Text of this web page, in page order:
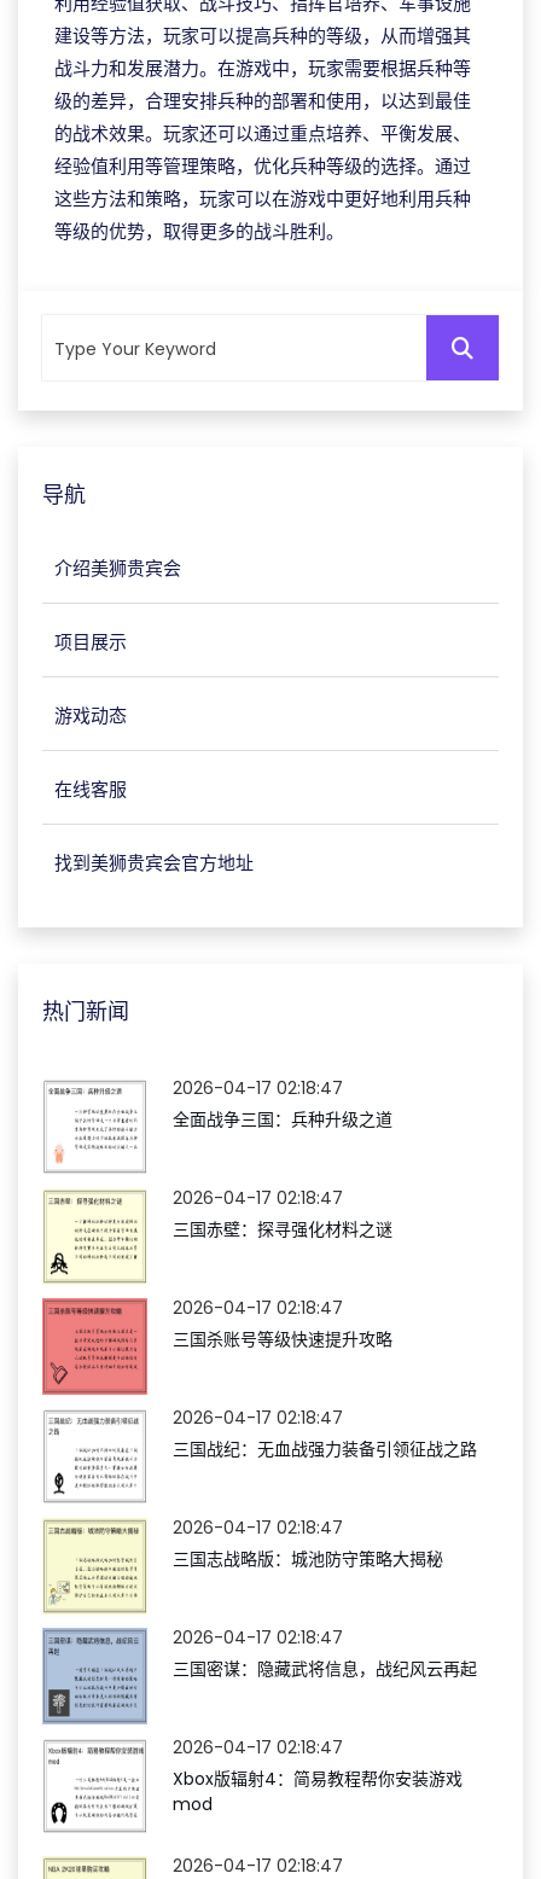
建设等方法，玩家可以提高兵种的等级，从而增强其
战斗力和发展潜力。在游戏中，玩家需要根据兵种等
级的差异，合理安排兵种的部署和使用，以达到最佳
的战术效果。玩家还可以通过重点培养、平衡发展、
经验值利用等管理策略，优化兵种等级的选择。通过
这些方法和策略，玩家可以在游戏中更好地利用兵种
等级的优势，取得更多的战斗胜利。
导航
介绍美狮贵宾会
项目展示
游戏动态
在线客服
找到美狮贵宾会官方地址
热门新闻
2026-04-17 02:18:47
全面战争三国：兵种升级之道
2026-04-17 02:18:47
三国赤壁：探寻强化材料之谜
2026-04-17 02:18:47
三国杀账号等级快速提升攻略
2026-04-17 02:18:47
三国战纪：无血战强力装备引领征战之路
2026-04-17 02:18:47
三国志战略版：城池防守策略大揭秘
2026-04-17 02:18:47
三国密谋：隐藏武将信息，战纪风云再起
2026-04-17 02:18:47
Xbox版辐射4：简易教程帮你安装游戏
mod
2026-04-17 02:18:47